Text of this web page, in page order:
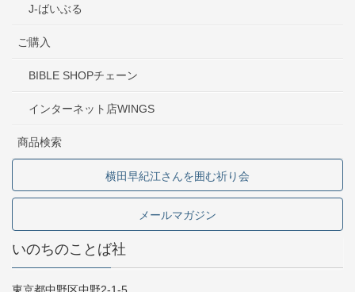
J-ばいぶる
ご購入
BIBLE SHOPチェーン
インターネット店WINGS
商品検索
横田早紀江さんを囲む祈り会
メールマガジン
いのちのことば社
東京都中野区中野2-1-5